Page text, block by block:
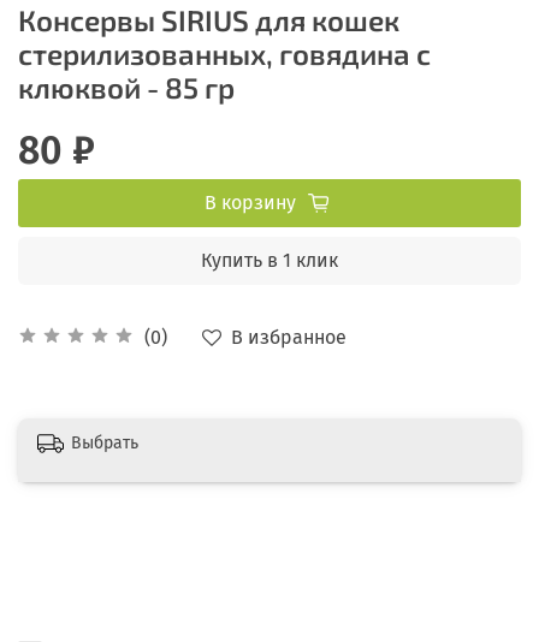
Консервы SIRIUS для кошек
стерилизованных, говядина с
клюквой - 85 гр
(0) В избранное
80 ₽
В корзину
Купить в 1 клик
Выбрать